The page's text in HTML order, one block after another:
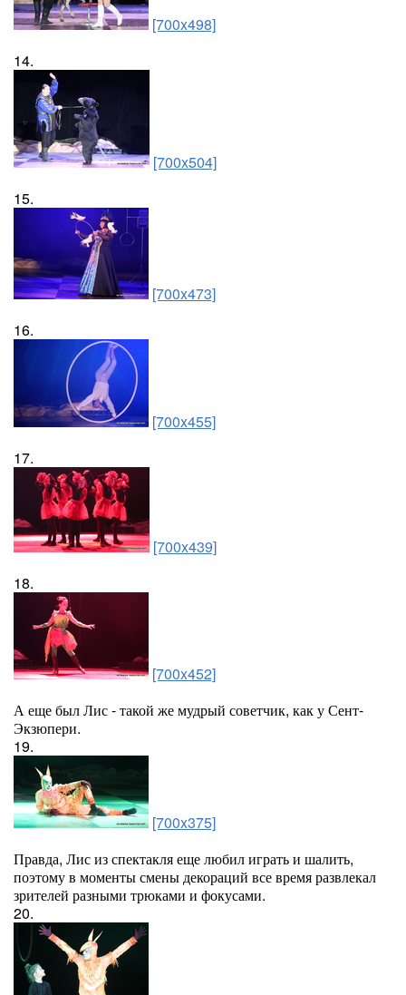
[700x498]
14.
[700x504]
15.
[700x473]
16.
[700x455]
17.
[700x439]
18.
[700x452]
А еще был Лис - такой же мудрый советчик, как у Сент-
Экзюпери.
19.
[700x375]
Правда, Лис из спектакля еще любил играть и шалить,
поэтому в моменты смены декораций все время развлекал
зрителей разными трюками и фокусами.
20.